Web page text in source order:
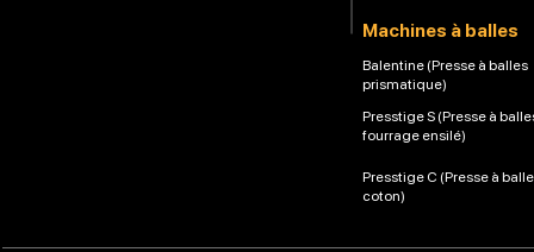
Machines à balles
Balentine (Presse à balles
prismatique)
Presstige S (Presse à
fourrage ensilé)
Presstige C (Presse à
coton)